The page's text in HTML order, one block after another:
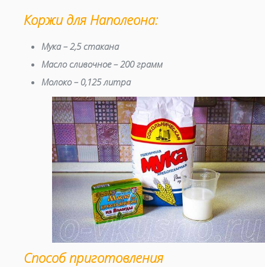
Коржи для Наполеона:
Мука – 2,5 стакана
Масло сливочное – 200 грамм
Молоко – 0,125 литра
Способ приготовления